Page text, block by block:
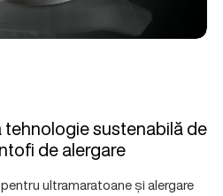
tehnologie sustenabilă de
de alergare
ultramaratoane și alergare